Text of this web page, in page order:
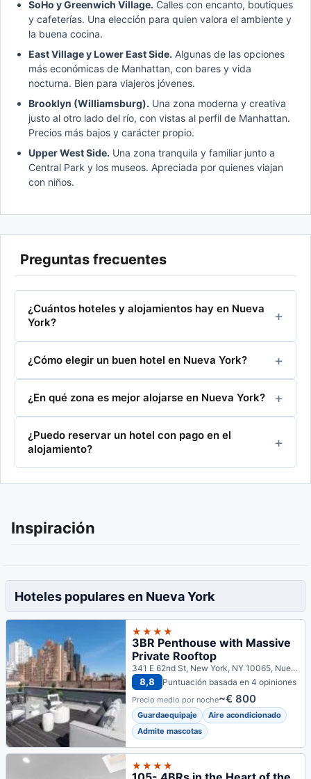
SoHo y Greenwich Village. Calles con encanto, boutiques
y cafeterías. Una elección para quien valora el ambiente y
la buena cocina.
East Village y Lower East Side. Algunas de las opciones
más económicas de Manhattan, con bares y vida
nocturna. Bien para viajeros jóvenes.
Brooklyn (Williamsburg). Una zona moderna y creativa
justo al otro lado del río, con vistas al perfil de Manhattan.
Precios más bajos y carácter propio.
Upper West Side. Una zona tranquila y familiar junto a
Central Park y los museos. Apreciada por quienes viajan
con niños.
Preguntas frecuentes
¿Cuántos hoteles y alojamientos hay en Nueva
York?
¿Cómo elegir un buen hotel en Nueva York?
¿En qué zona es mejor alojarse en Nueva York?
¿Puedo reservar un hotel con pago en el
alojamiento?
Inspiración
Hoteles populares en Nueva York
★★★★
3BR Penthouse with Massive
Private Rooftop
341 E 62nd St, New York, NY 10065, Nueva York, Estados Unidos
8,8 Puntuación basada en 4 opiniones
Precio medio por noche~€ 800
Guardaequipaje
Aire acondicionado
Admite mascotas
★★★★